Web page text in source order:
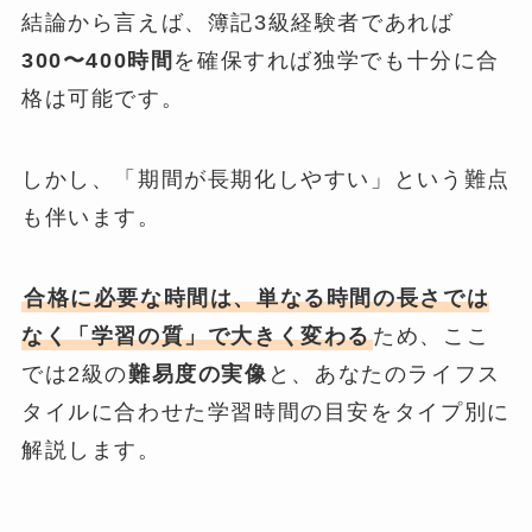
結論から言えば、簿記3級経験者であれば
300〜400時間 を確保すれば独学でも十分に合
格は可能です。
しかし、「期間が長期化しやすい」という難点
も伴います。
合格に必要な時間は、単なる時間の長さでは
なく「学習の質」で大きく変わるため、ここ
では2級の難易度の実像 と、あなたのライフス
タイルに合わせた学習時間の目安をタイプ別に
解説します。